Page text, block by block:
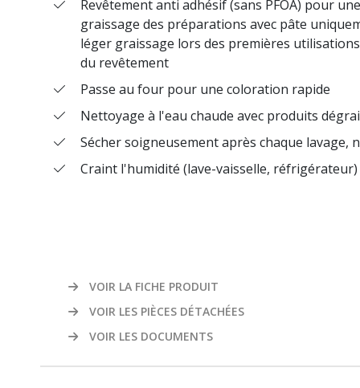
RÉSEAUX SOCIAUX
Revêtement anti adhésif (sans PFOA) pour
graissage des préparations avec pâte
léger graissage lors des premières
du revêtement
Passe au four pour une coloration rapide
Nettoyage à l'eau chaude avec produits
Sécher soigneusement après chaque lavage,
Craint l'humidité (lave-vaisselle, réfrigérateur)
VOIR LA FICHE PRODUIT
VOIR LES PIÈCES DÉTACHÉES
VOIR LES DOCUMENTS